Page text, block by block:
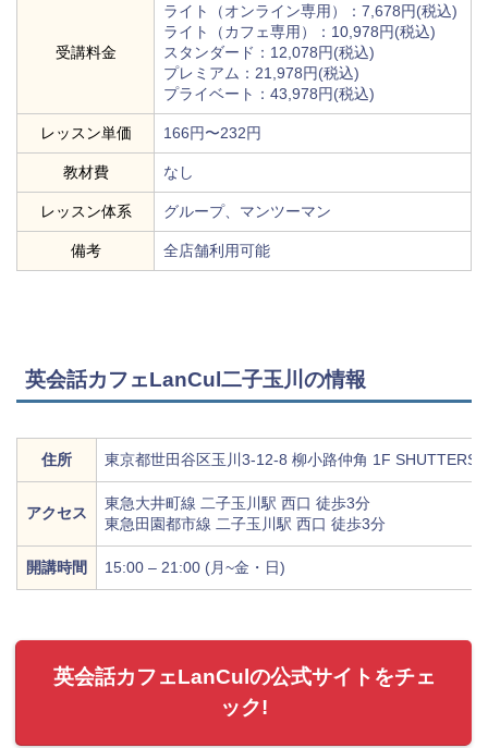
受講料金
ライト（オンライン専用）：7,678円(税込)
ライト（カフェ専用）：10,978円(税込)
スタンダード：12,078円(税込)
プレミアム：21,978円(税込)
プライベート：43,978円(税込)
レッスン単価 166円〜232円
教材費 なし
レッスン体系 グループ、マンツーマン
備考 全店舗利用可能
英会話カフェLanCul二子玉川の情報
住所 東京都世田谷区玉川3-12-8 柳小路仲角 1F SHUTTERS
アクセス
東急大井町線 二子玉川駅 西口 徒歩3分
東急田園都市線 二子玉川駅 西口 徒歩3分
開講時間 15:00 – 21:00 (月~金・日)
英会話カフェLanCulの公式サイトをチェ
ック!